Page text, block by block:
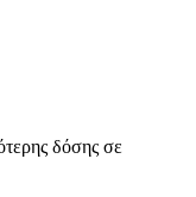
δόσης σε